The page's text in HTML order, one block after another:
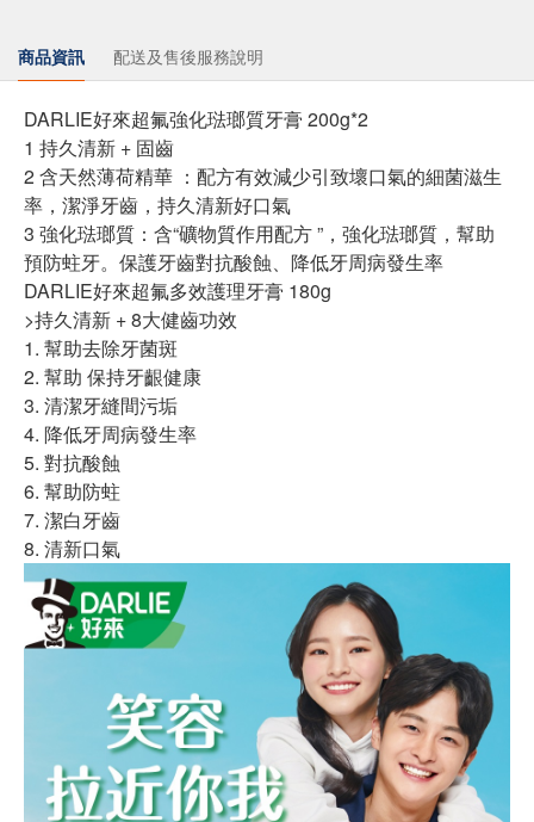
商品資訊 配送及售後服務說明
DARLIE好來超氟強化琺瑯質牙膏 200g*2
1 持久清新 + 固齒
2 含天然薄荷精華 ：配方有效減少引致壞口氣的細菌滋生
率，潔淨牙齒，持久清新好口氣
3 強化琺瑯質：含“礦物質作用配方 ”，強化琺瑯質，幫助
預防蛀牙。保護牙齒對抗酸蝕、降低牙周病發生率
DARLIE好來超氟多效護理牙膏 180g
>持久清新 + 8大健齒功效
1. 幫助去除牙菌斑
2. 幫助 保持牙齦健康
3. 清潔牙縫間污垢
4. 降低牙周病發生率
5. 對抗酸蝕
6. 幫助防蛀
7. 潔白牙齒
8. 清新口氣